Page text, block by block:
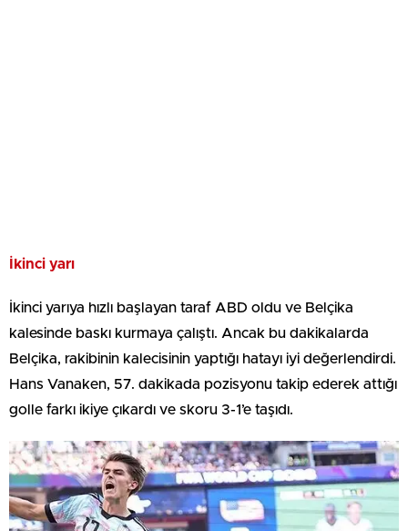
İkinci yarı
İkinci yarıya hızlı başlayan taraf ABD oldu ve Belçika
kalesinde baskı kurmaya çalıştı. Ancak bu dakikalarda
Belçika, rakibinin kalecisinin yaptığı hatayı iyi değerlendirdi.
Hans Vanaken, 57. dakikada pozisyonu takip ederek attığı
golle farkı ikiye çıkardı ve skoru 3-1’e taşıdı.